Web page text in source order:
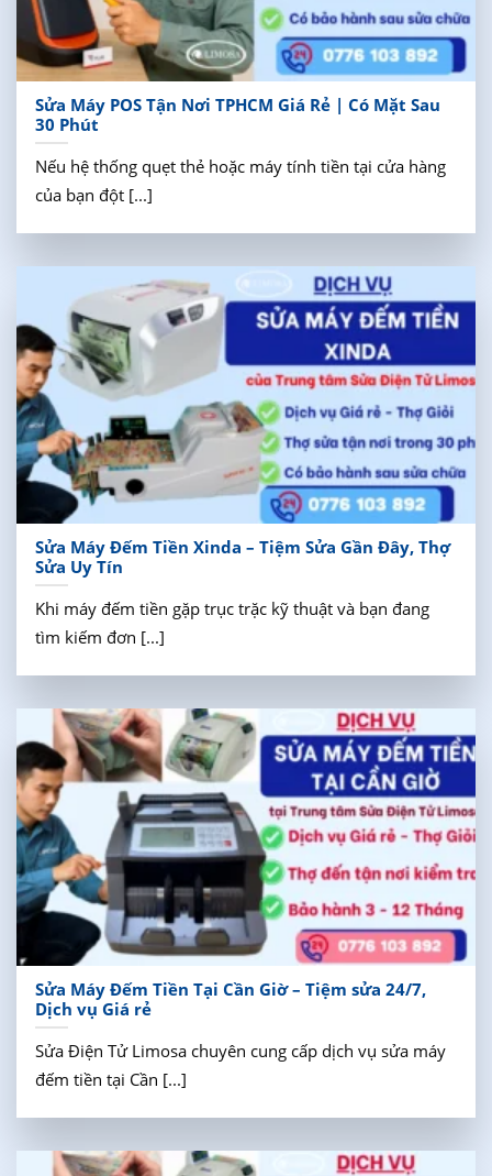
Sửa Máy POS Tận Nơi TPHCM Giá Rẻ | Có Mặt Sau
30 Phút
Nếu hệ thống quẹt thẻ hoặc máy tính tiền tại cửa hàng
của bạn đột [...]
Sửa Máy Đếm Tiền Xinda – Tiệm Sửa Gần Đây, Thợ
Sửa Uy Tín
Khi máy đếm tiền gặp trục trặc kỹ thuật và bạn đang
tìm kiếm đơn [...]
Sửa Máy Đếm Tiền Tại Cần Giờ – Tiệm sửa 24/7,
Dịch vụ Giá rẻ
Sửa Điện Tử Limosa chuyên cung cấp dịch vụ sửa máy
đếm tiền tại Cần [...]